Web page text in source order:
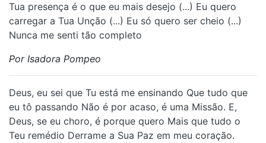
Tua presença é o que eu mais desejo (...) Eu quero
carregar a Tua Unção (...) Eu só quero ser cheio (...)
Nunca me senti tão completo
Por Isadora Pompeo
⁠Deus, eu sei que Tu está me ensinando Que tudo que
eu tô passando Não é por acaso, é uma Missão. E,
Deus, se eu choro, é porque quero Mais que tudo o
Teu remédio Derrame a Sua Paz em meu coração.